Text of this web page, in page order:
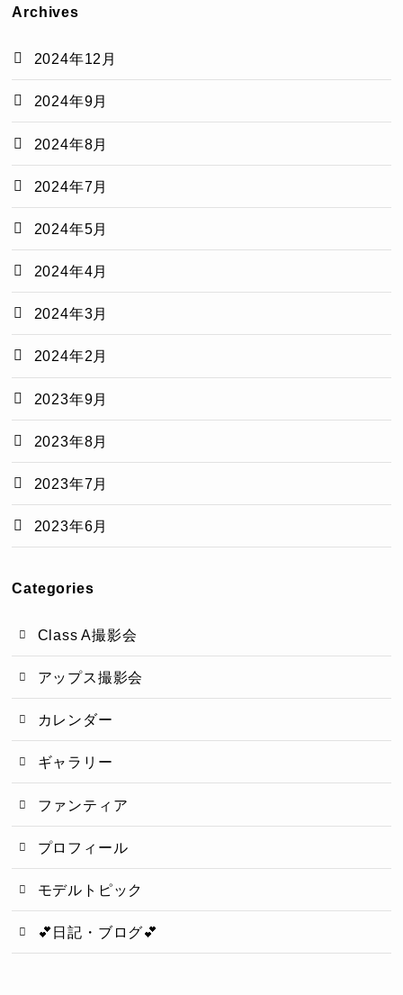
Archives
2024年12月
2024年9月
2024年8月
2024年7月
2024年5月
2024年4月
2024年3月
2024年2月
2023年9月
2023年8月
2023年7月
2023年6月
Categories
Class A撮影会
アップス撮影会
カレンダー
ギャラリー
ファンティア
プロフィール
モデルトピック
💕日記・ブログ💕